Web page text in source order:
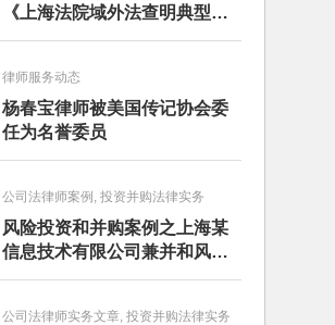
《上海法院域外法查明典型案
例》
律师服务动态
杨春宝律师被美国传记协会委
任为名誉委员
公司法律师案例, 投资并购法律实务
风险投资和并购案例之上海某
信息技术有限公司兼并和风险
投资服务
公司法律师实务文章, 投资并购法律实务